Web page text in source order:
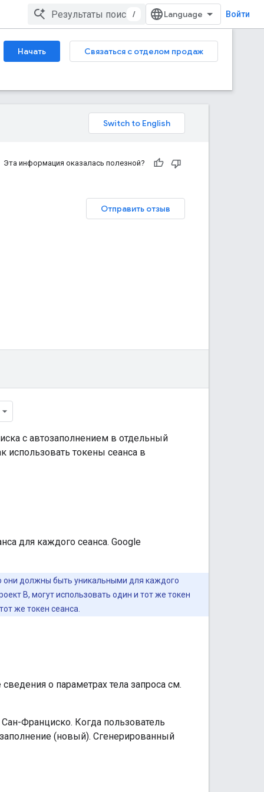
/ Войти
Начать Связаться с отделом продаж
Эта информация оказалась полезной?
Отправить отзыв
с автозаполнением в отдельный
использовать токены сеанса в
для каждого сеанса. Google
они должны быть уникальными для каждого
B, могут использовать один и тот же токен
же токен сеанса.
о параметрах тела запроса см.
Франциско. Когда пользователь
(новый). Сгенерированный